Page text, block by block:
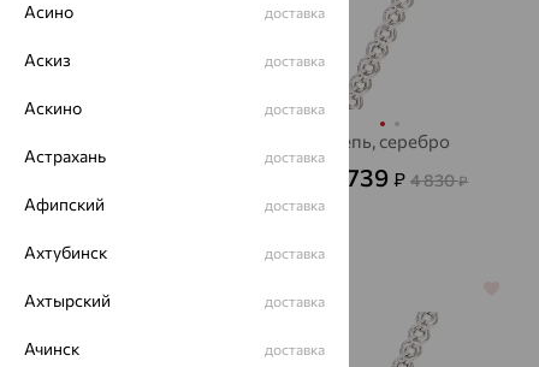
SOKOLOV
от
Цепь, серебро
1 739₽ 4 830₽
Асино доставка
Аскиз доставка
Аскино доставка
Астрахань доставка
Афипский доставка
Ахтубинск доставка
Ахтырский доставка
Ачинск доставка